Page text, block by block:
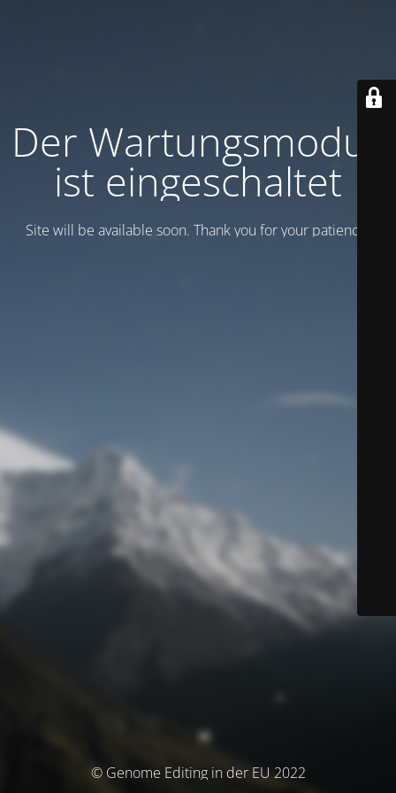
Der Wartungsmodus
ist eingeschaltet
Site will be available soon. Thank you for your patience!
© Genome Editing in der EU 2022